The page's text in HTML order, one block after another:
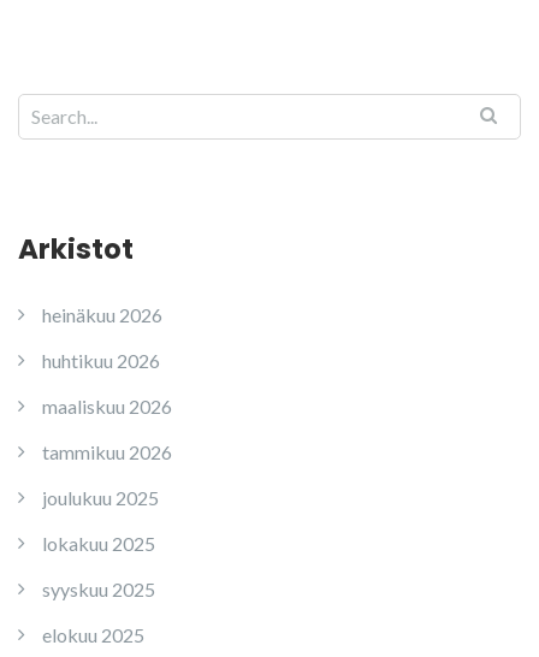
Arkistot
heinäkuu 2026
huhtikuu 2026
maaliskuu 2026
tammikuu 2026
joulukuu 2025
lokakuu 2025
syyskuu 2025
elokuu 2025